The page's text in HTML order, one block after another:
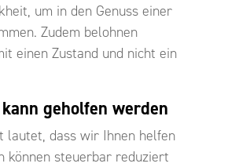
um in den Genuss einer
Zudem belohnen
einen Zustand und nicht ein
geholfen werden
lautet, dass wir Ihnen helfen
können steuerbar reduziert